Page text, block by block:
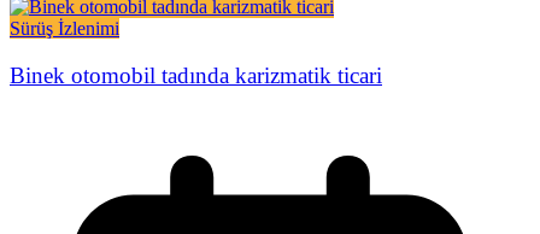
Sürüş İzlenimi
Binek otomobil tadında karizmatik ticari